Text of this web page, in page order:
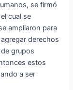
se firmó
cual se
ampliaron para
derechos
grupos
estos
a ser